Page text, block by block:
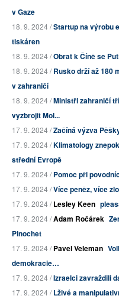
v Gaze
18. 9. 2024 /Startup na výrobu
tiskáren
18. 9. 2024 /Obrat k Číně se
18. 9. 2024 /Rusko drží až 180
v zahraničí
18. 9. 2024 /Ministři zahraničí
vyzbrojit Mol...
17. 9. 2024 /Začíná výzva
17. 9. 2024 /Klimatology
střední Evropě
17. 9. 2024 /Pomoc při
17. 9. 2024 /Více peněz, více
17. 9. 2024 /Lesley Keen
17. 9. 2024 /Adam Ročárek
Pinochet
17. 9. 2024 /Pavel Veleman
demokracie…
17. 9. 2024 /Izraelci zavraždili
17. 9. 2024 /Lživé a